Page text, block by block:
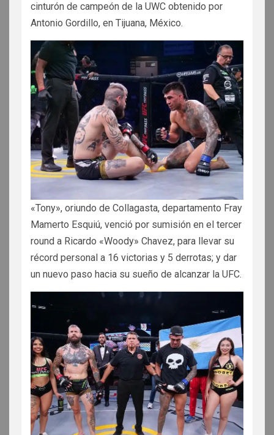
cinturón de campeón de la UWC obtenido por
Antonio Gordillo, en Tijuana, México.
«Tony», oriundo de Collagasta, departamento Fray
Mamerto Esquiú, venció por sumisión en el tercer
round a Ricardo «Woody» Chavez, para llevar su
récord personal a 16 victorias y 5 derrotas; y dar
un nuevo paso hacia su sueño de alcanzar la UFC.